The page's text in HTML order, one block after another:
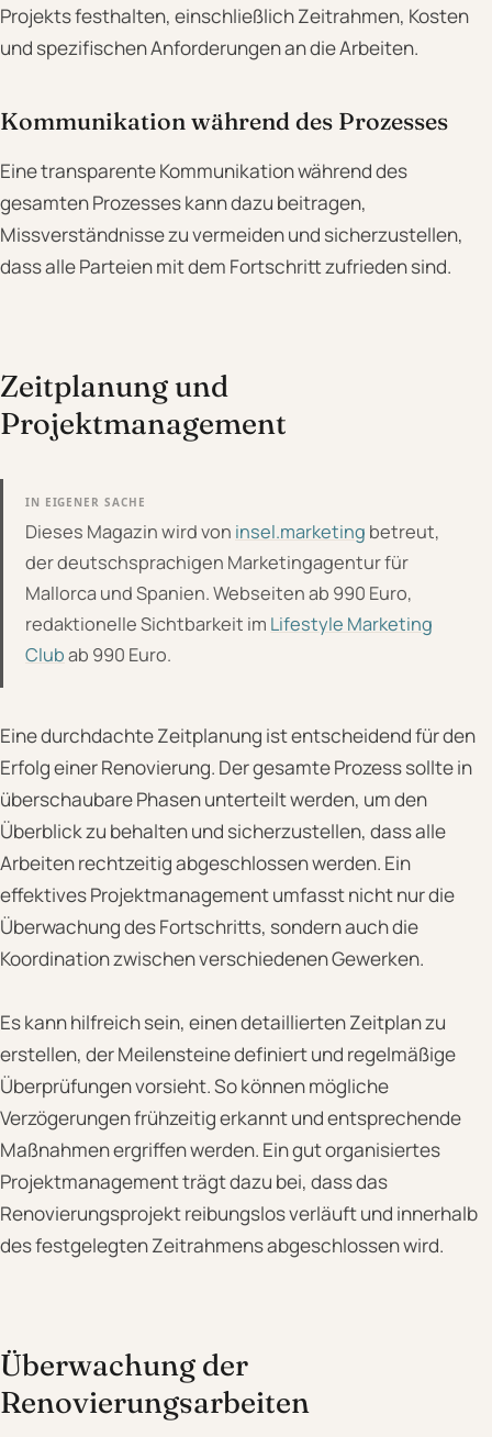
Projekts festhalten, einschließlich Zeitrahmen, Kosten
und spezifischen Anforderungen an die Arbeiten.
Kommunikation während des Prozesses
Eine transparente Kommunikation während des
gesamten Prozesses kann dazu beitragen,
Missverständnisse zu vermeiden und sicherzustellen,
dass alle Parteien mit dem Fortschritt zufrieden sind.
Zeitplanung und
Projektmanagement
IN EIGENER SACHE
Dieses Magazin wird von insel.marketing betreut,
der deutschsprachigen Marketingagentur für
Mallorca und Spanien. Webseiten ab 990 Euro,
redaktionelle Sichtbarkeit im Lifestyle Marketing
Clubab 990 Euro.
Eine durchdachte Zeitplanung ist entscheidend für den
Erfolg einer Renovierung. Der gesamte Prozess sollte in
überschaubare Phasen unterteilt werden, um den
Überblick zu behalten und sicherzustellen, dass alle
Arbeiten rechtzeitig abgeschlossen werden. Ein
effektives Projektmanagement umfasst nicht nur die
Überwachung des Fortschritts, sondern auch die
Koordination zwischen verschiedenen Gewerken.
Es kann hilfreich sein, einen detaillierten Zeitplan zu
erstellen, der Meilensteine definiert und regelmäßige
Überprüfungen vorsieht. So können mögliche
Verzögerungen frühzeitig erkannt und entsprechende
Maßnahmen ergriffen werden. Ein gut organisiertes
Projektmanagement trägt dazu bei, dass das
Renovierungsprojekt reibungslos verläuft und innerhalb
des festgelegten Zeitrahmens abgeschlossen wird.
Überwachung der
Renovierungsarbeiten